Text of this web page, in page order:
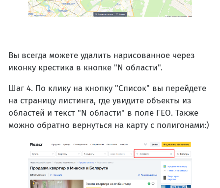
Вы всегда можете удалить нарисованное через
иконку крестика в кнопке "N области".
Шаг 4. По клику на кнопку "Список" вы перейдете
на страницу листинга, где увидите объекты из
областей и текст "N области" в поле ГЕО. Также
можно обратно вернуться на карту с полигонами:)